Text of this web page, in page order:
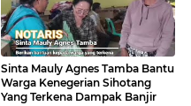
Sinta Mauly Agnes Tamba Bantu
Warga Kenegerian Sihotang
Yang Terkena Dampak Banjir